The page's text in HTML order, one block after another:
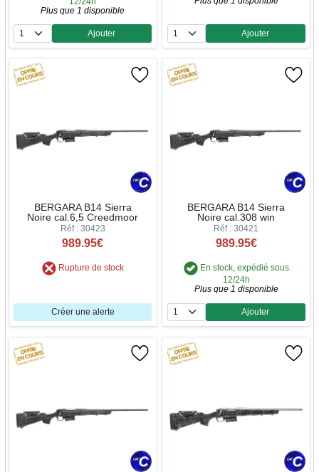
Plus que 1 disponible
Quantité
Ajouter
Quantité
Ajouter
BERGARA B14 Sierra
Noire cal.6,5 Creedmoor
Réf : 30423
989.95€
Rupture de stock
Créer une alerte
BERGARA B14 Sierra
Noire cal.308 win
Réf : 30421
989.95€
En stock, expédié sous
12/24h
Plus que 1 disponible
Quantité
Ajouter